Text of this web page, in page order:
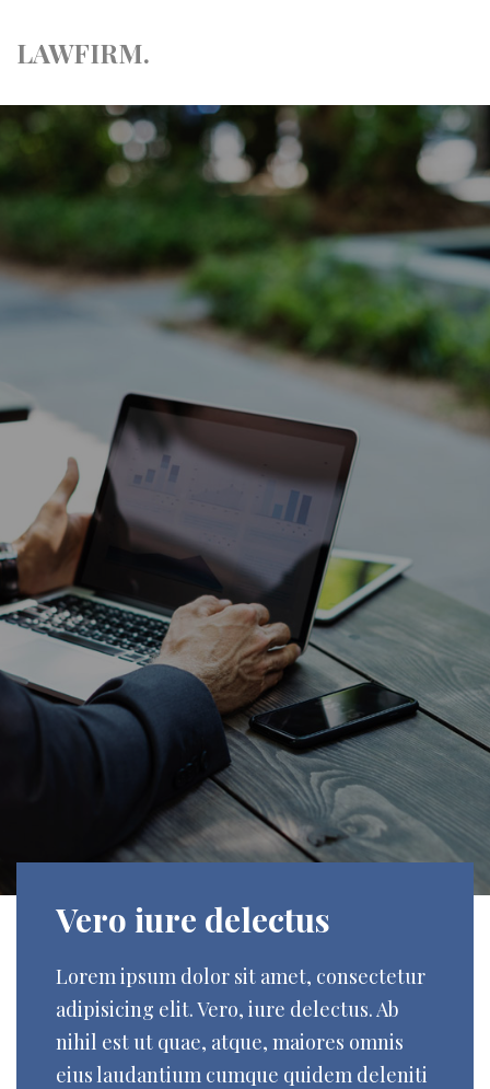
LAWFIRM.
Vero iure delectus
Lorem ipsum dolor sit amet, consectetur
adipisicing elit. Vero, iure delectus. Ab
nihil est ut quae, atque, maiores omnis
eius laudantium cumque quidem deleniti